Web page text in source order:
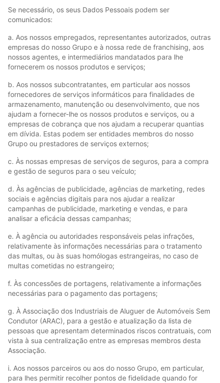
Se necessário, os seus Dados Pessoais podem ser
comunicados:
a. Aos nossos empregados, representantes autorizados, outras
empresas do nosso Grupo e à nossa rede de franchising, aos
nossos agentes, e intermediários mandatados para lhe
fornecerem os nossos produtos e serviços;
b. Aos nossos subcontratantes, em particular aos nossos
fornecedores de serviços informáticos para finalidades de
armazenamento, manutenção ou desenvolvimento, que nos
ajudam a fornecer-lhe os nossos produtos e serviços, ou a
empresas de cobrança que nos ajudam a recuperar quantias
em dívida. Estas podem ser entidades membros do nosso
Grupo ou prestadores de serviços externos;
c. Às nossas empresas de serviços de seguros, para a compra
e gestão de seguros para o seu veículo;
d. Às agências de publicidade, agências de marketing, redes
sociais e agências digitais para nos ajudar a realizar
campanhas de publicidade, marketing e vendas, e para
analisar a eficácia dessas campanhas;
e. À agência ou autoridades responsáveis pelas infrações,
relativamente às informações necessárias para o tratamento
das multas, ou às suas homólogas estrangeiras, no caso de
multas cometidas no estrangeiro;
f. Às concessões de portagens, relativamente a informações
necessárias para o pagamento das portagens;
g. À Associação dos Industriais de Aluguer de Automóveis Sem
Condutor (ARAC), para a gestão e atualização da lista de
pessoas que apresentam determinados riscos contratuais, com
vista à sua centralização entre as empresas membros desta
Associação.
i. Aos nossos parceiros ou aos do nosso Grupo, em particular,
para lhes permitir recolher pontos de fidelidade quando for